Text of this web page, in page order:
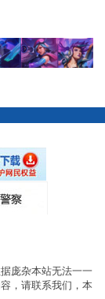
庞杂本站无法一一
，请联系我们，本